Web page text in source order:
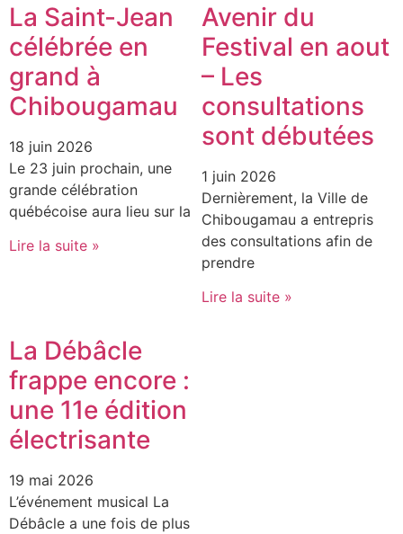
La Saint-Jean
célébrée en
grand à
Chibougamau
18 juin 2026
Le 23 juin prochain, une
grande célébration
québécoise aura lieu sur la
Lire la suite »
Avenir du
Festival en aout
– Les
consultations
sont débutées
1 juin 2026
Dernièrement, la Ville de
Chibougamau a entrepris
des consultations afin de
prendre
Lire la suite »
La Débâcle
frappe encore :
une 11e édition
électrisante
19 mai 2026
L’événement musical La
Débâcle a une fois de plus